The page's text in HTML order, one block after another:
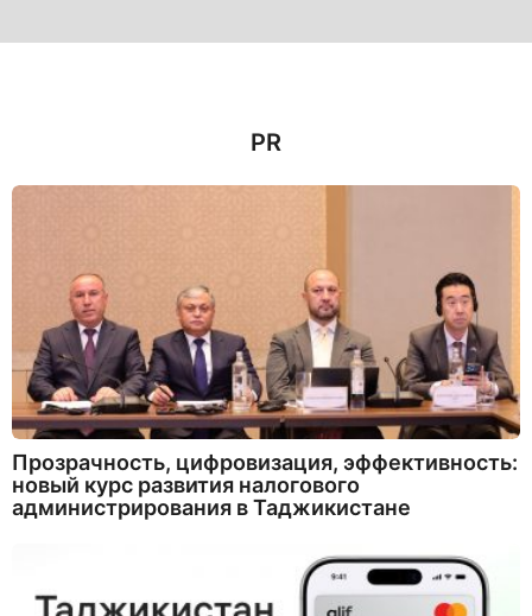
PR
Прозрачность, цифровизация, эффективность:
новый курс развития налогового
администрирования в Таджикистане